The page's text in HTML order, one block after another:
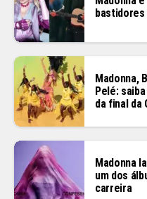
bastidores
Madonna,
Pelé:
da final da
Madonna
um dos
carreira